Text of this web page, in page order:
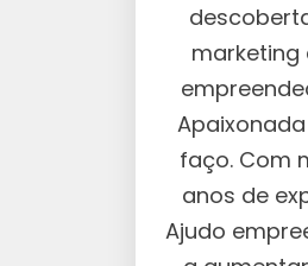
marketing
faço. Com
anos de
Ajudo